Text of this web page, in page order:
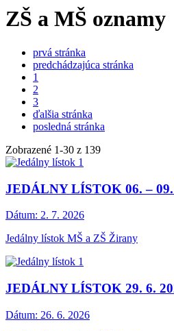
ZŠ a MŠ oznamy
prvá stránka
predchádzajúca stránka
1
2
3
ďalšia stránka
posledná stránka
Zobrazené 1-30 z 139
JEDÁLNY LÍSTOK 06. – 09.
Dátum: 2. 7. 2026
Jedálny lístok MŠ a ZŠ Žirany
JEDÁLNY LÍSTOK 29. 6.
Dátum: 26. 6. 2026